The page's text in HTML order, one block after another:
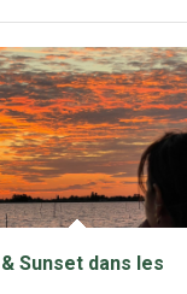
Sunset dans les